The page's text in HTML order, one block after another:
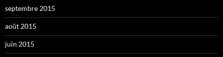
septembre 2015
août 2015
juin 2015